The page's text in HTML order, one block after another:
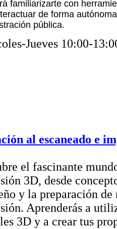
familiarizarte con
de forma
pública.
Jueves 10:00-
al escaneado e
el fascinante
3D, desde
y la preparación de
Aprenderás a
3D y a crear tus